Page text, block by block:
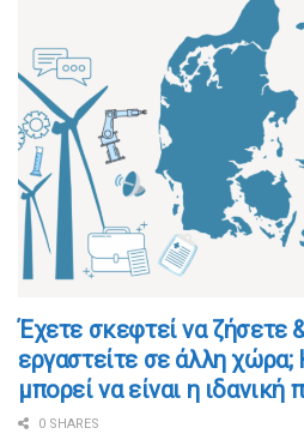
​​Έχετε σκεφτεί να ζήσετε
εργαστείτε σε άλλη χώρα;
μπορεί να είναι η ιδανική
0 SHARES